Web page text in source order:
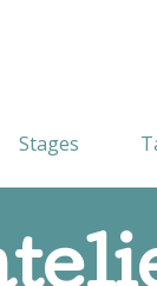
Stages